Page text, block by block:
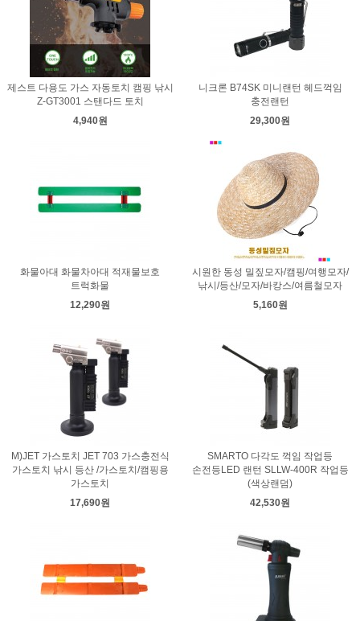
제스트 다용도 가스 자동토치 캠핑 낚시
Z-GT3001 스탠다드 토치
4,940원
니크론 B74SK 미니랜턴 헤드꺽임
충전랜턴
29,300원
화물아대 화물차아대 적재물보호
트럭화물
12,290원
시원한 동성 밀짚모자/캠핑/여행모자/
낚시/등산/모자/바캉스/여름철모자
5,160원
M)JET 가스토치 JET 703 가스충전식
가스토치 낚시 등산 /가스토치/캠핑용
가스토치
17,690원
SMARTO 다각도 꺽임 작업등
손전등LED 랜턴 SLLW-400R 작업등
(색상랜덤)
42,530원